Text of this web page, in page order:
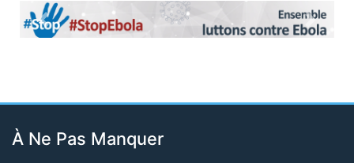
Previous Next
À Ne Pas Manquer